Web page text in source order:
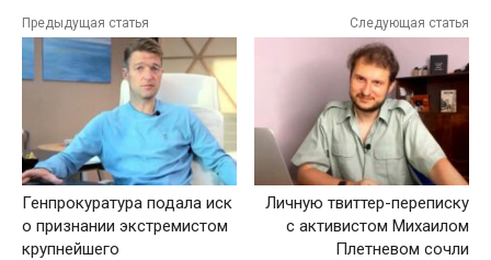
Предыдущая статья
Генпрокуратура подала иск
о признании экстремистом
крупнейшего
Следующая статья
Личную твиттер-переписку
с активистом Михаилом
Плетневом сочли